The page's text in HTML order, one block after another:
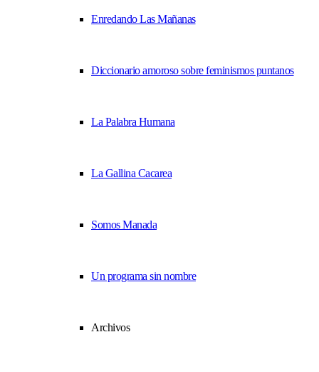
Enredando Las Mañanas
Diccionario amoroso sobre feminismos puntanos
La Palabra Humana
La Gallina Cacarea
Somos Manada
Un programa sin nombre
Archivos